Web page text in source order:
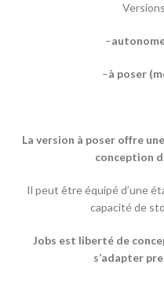
–a
–à poser (
La version à poser offre
conception
Il peut être équipé d’une
capacité de
Jobs est liberté de
s’adapter